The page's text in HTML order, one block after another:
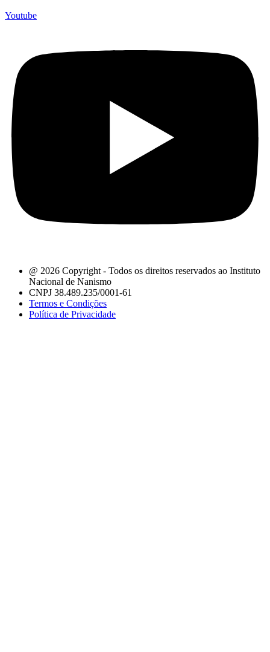
Youtube
@ 2026 Copyright - Todos os direitos reservados ao Instituto
Nacional de Nanismo
CNPJ 38.489.235/0001-61
Termos e Condições
Política de Privacidade